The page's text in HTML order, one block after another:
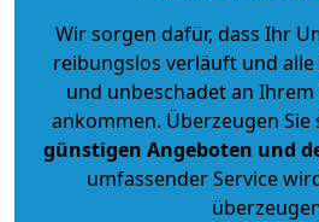
Wir sorgen dafür, dass Ihr
reibungslos verläuft und alle
und unbeschadet an
ankommen. Überzeugen Sie
günstigen Angeboten und
umfassender Service